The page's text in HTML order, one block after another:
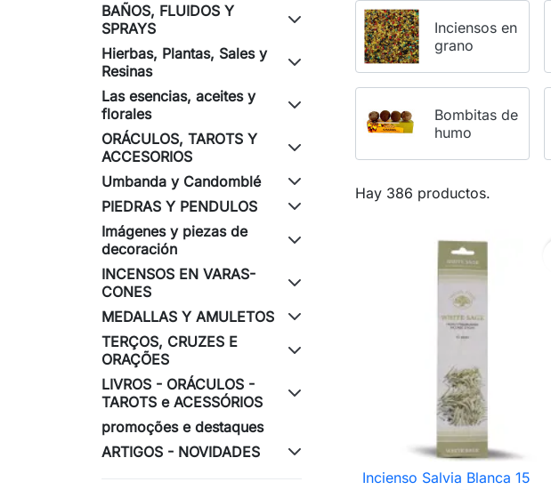
BAÑOS, FLUIDOS Y
SPRAYS
Hierbas, Plantas, Sales y
Resinas
Las esencias, aceites y
florales
ORÁCULOS, TAROTS Y
ACCESORIOS
Umbanda y Candomblé
PIEDRAS Y PENDULOS
Imágenes y piezas de
decoración
INCENSOS EN VARAS-
CONES
MEDALLAS Y AMULETOS
TERÇOS, CRUZES E
ORAÇÕES
LIVROS - ORÁCULOS -
TAROTS e ACESSÓRIOS
promoções e destaques
ARTIGOS - NOVIDADES
Inciensos en
grano
Bombitas de
humo
Hay 386 productos.
 Vista rápida
Incienso Salvia Blanca 15